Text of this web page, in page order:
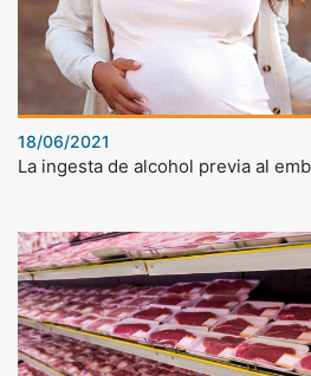
18/06/2021
La ingesta de alcohol previa al